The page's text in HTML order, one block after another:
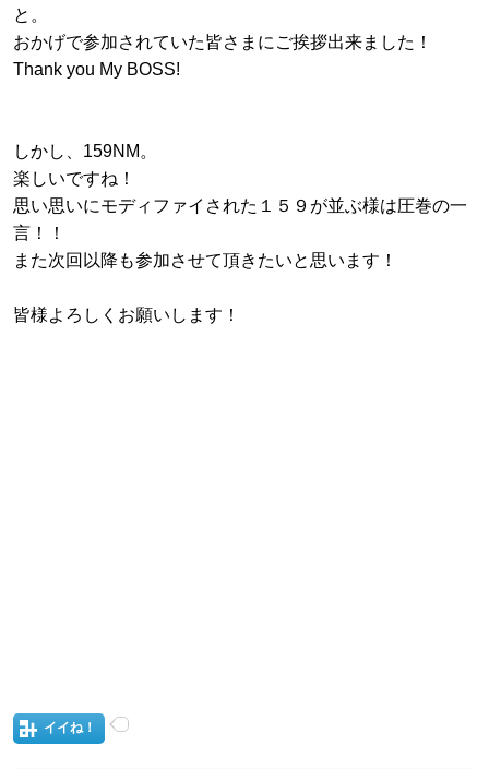
と。
おかげで参加されていた皆さまにご挨拶出来ました！
Thank you My BOSS!
しかし、159NM。
楽しいですね！
思い思いにモディファイされた１５９が並ぶ様は圧巻の一
言！！
また次回以降も参加させて頂きたいと思います！
皆様よろしくお願いします！
イイね！